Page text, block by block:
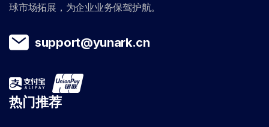
球市场拓展，为企业业务保驾护航。
support@yunark.cn
热门推荐